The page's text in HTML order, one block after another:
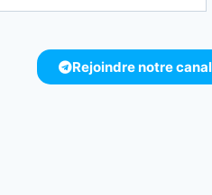
Rejoindre notre